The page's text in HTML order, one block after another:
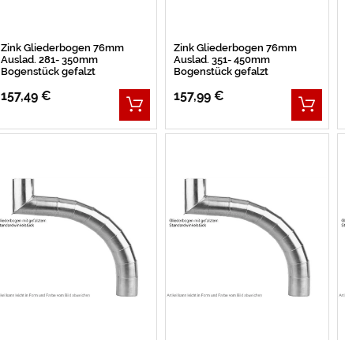
Zink Gliederbogen 76mm
Auslad. 281- 350mm
Bogenstück gefalzt
157,49 €
Zink Gliederbogen 76mm
Auslad. 351- 450mm
Bogenstück gefalzt
157,99 €